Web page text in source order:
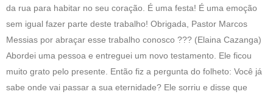
da rua para habitar no seu coração. É uma festa! É uma emoção
sem igual fazer parte deste trabalho! Obrigada, Pastor Marcos
Messias por abraçar esse trabalho conosco ??? (Elaina Cazanga)
Abordei uma pessoa e entreguei um novo testamento. Ele ficou
muito grato pelo presente. Então fiz a pergunta do folheto: Você já
sabe onde vai passar a sua eternidade? Ele sorriu e disse que